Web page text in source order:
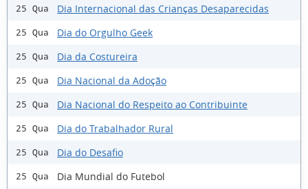
25 Qua Dia Internacional das Crianças Desaparecidas
25 Qua Dia do Orgulho Geek
25 Qua Dia da Costureira
25 Qua Dia Nacional da Adoção
25 Qua Dia Nacional do Respeito ao Contribuinte
25 Qua Dia do Trabalhador Rural
25 Qua Dia do Desafio
25 Qua Dia Mundial do Futebol